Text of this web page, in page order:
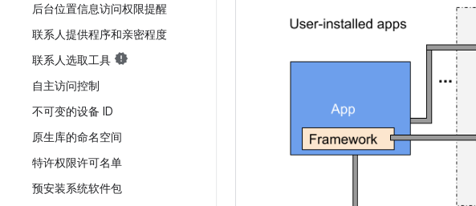
后台位置信息访问权限提醒
联系人提供程序和亲密程度
联系人选取工具
自主访问控制
不可变的设备 ID
原生库的命名空间
特许权限许可名单
预安装系统软件包